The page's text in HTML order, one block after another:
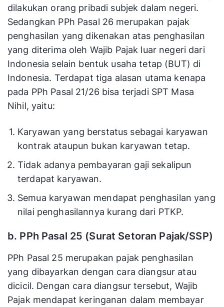
dilakukan orang pribadi subjek dalam negeri.
Sedangkan PPh Pasal 26 merupakan pajak
penghasilan yang dikenakan atas penghasilan
yang diterima oleh Wajib Pajak luar negeri dari
Indonesia selain bentuk usaha tetap (BUT) di
Indonesia. Terdapat tiga alasan utama kenapa
pada PPh Pasal 21/26 bisa terjadi SPT Masa
Nihil, yaitu:
Karyawan yang berstatus sebagai karyawan
kontrak ataupun bukan karyawan tetap.
Tidak adanya pembayaran gaji sekalipun
terdapat karyawan.
Semua karyawan mendapat penghasilan yang
nilai penghasilannya kurang dari PTKP.
b. PPh Pasal 25 (Surat Setoran Pajak/SSP)
PPh Pasal 25 merupakan pajak penghasilan
yang dibayarkan dengan cara diangsur atau
dicicil. Dengan cara diangsur tersebut, Wajib
Pajak mendapat keringanan dalam membayar